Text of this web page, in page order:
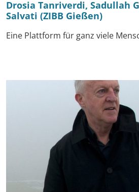
Drosia Tanriverdi, Sadullah
Salvati (ZIBB Gießen)
Eine Plattform für ganz viele